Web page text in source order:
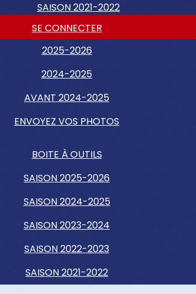
SAISON 2021-2022
SE CONNECTER
2025-2026
2024-2025
AVANT 2024-2025
ENVOYEZ VOS PHOTOS
BOITE À OUTILS
SAISON 2025-2026
SAISON 2024-2025
SAISON 2023-2024
SAISON 2022-2023
SAISON 2021-2022